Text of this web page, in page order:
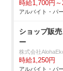
時給1,700円～
アルバイト・パ
ショップ販
ー
株式会社
時給1,250円
アルバイト・パ